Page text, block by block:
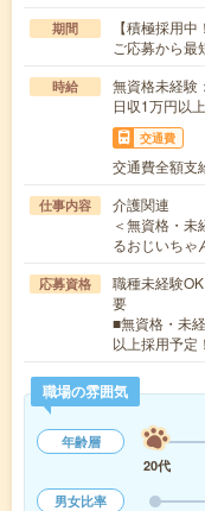
期間
【積極採用
ご応募から最
時給
無資格未経
日収1万円以上
交通費
交通費全額支
仕事内容
介護関連
＜無資格・
るおじいち
応募資格
職種未経験
要
■無資格・未
以上採用予
職場の雰囲気
年齢層
20代
男女比率